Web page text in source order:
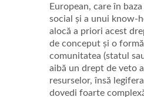
European, care în
social și a unui know-
alocă a priori acest
de conceput și o
comunitatea (statul
aibă un drept de veto
resurselor, însă
dovedi foarte